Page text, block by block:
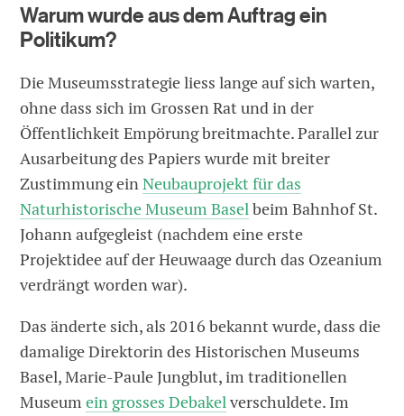
Warum wurde aus dem Auftrag ein
Politikum?
Die Museumsstrategie liess lange auf sich warten,
ohne dass sich im Grossen Rat und in der
Öffentlichkeit Empörung breitmachte. Parallel zur
Ausarbeitung des Papiers wurde mit breiter
Zustimmung einNeubauprojekt für das
Naturhistorische Museum Baselbeim Bahnhof St.
Johann aufgegleist (nachdem eine erste
Projektidee auf der Heuwaage durch das Ozeanium
verdrängt worden war).
Das änderte sich, als 2016 bekannt wurde, dass die
damalige Direktorin des Historischen Museums
Basel, Marie-Paule Jungblut, im traditionellen
Museumein grosses Debakelverschuldete. Im